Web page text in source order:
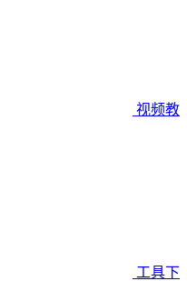
视频教
工具下